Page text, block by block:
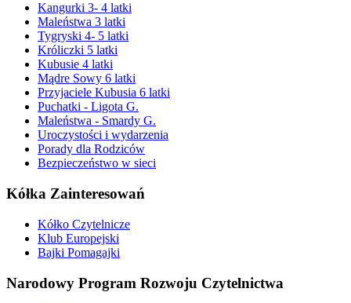
Kangurki 3- 4 latki
Maleństwa 3 latki
Tygryski 4- 5 latki
Króliczki 5 latki
Kubusie 4 latki
Mądre Sowy 6 latki
Przyjaciele Kubusia 6 latki
Puchatki - Ligota G.
Maleństwa - Smardy G.
Uroczystości i wydarzenia
Porady dla Rodziców
Bezpieczeństwo w sieci
Kółka Zainteresowań
Kółko Czytelnicze
Klub Europejski
Bajki Pomagajki
Narodowy Program Rozwoju Czytelnictwa